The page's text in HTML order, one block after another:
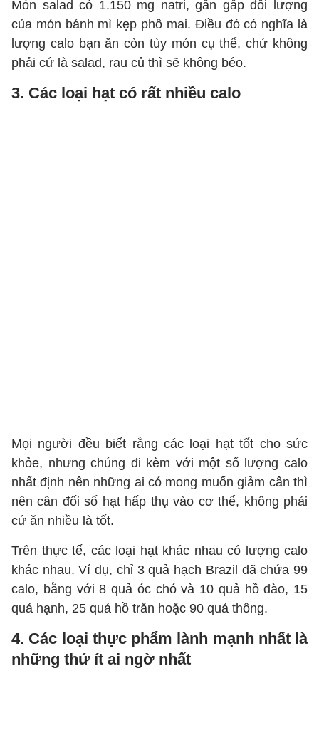
Món salad có 1.150 mg natri, gần gấp đôi lượng
của món bánh mì kẹp phô mai. Điều đó có nghĩa là
lượng calo bạn ăn còn tùy món cụ thể, chứ không
phải cứ là salad, rau củ thì sẽ không béo.
3. Các loại hạt có rất nhiều calo
Mọi người đều biết rằng các loại hạt tốt cho sức
khỏe, nhưng chúng đi kèm với một số lượng calo
nhất định nên những ai có mong muốn giảm cân thì
nên cân đối số hạt hấp thụ vào cơ thể, không phải
cứ ăn nhiều là tốt.
Trên thực tế, các loại hạt khác nhau có lượng calo
khác nhau. Ví dụ, chỉ 3 quả hạch Brazil đã chứa 99
calo, bằng với 8 quả óc chó và 10 quả hồ đào, 15
quả hạnh, 25 quả hồ trăn hoặc 90 quả thông.
4. Các loại thực phẩm lành mạnh nhất là
những thứ ít ai ngờ nhất